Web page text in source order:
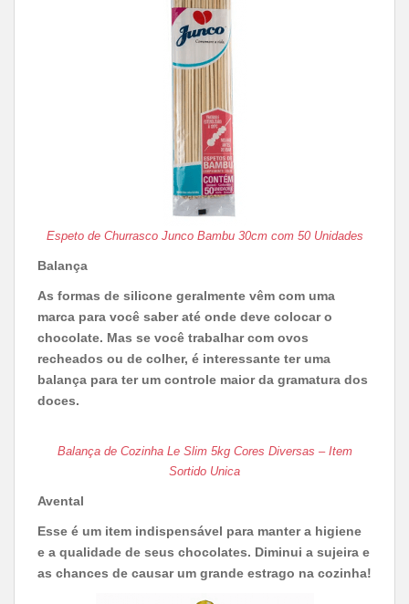
Espeto de Churrasco Junco Bambu 30cm com 50 Unidades
Balança
As formas de silicone geralmente vêm com uma
marca para você saber até onde deve colocar o
chocolate. Mas se você trabalhar com ovos
recheados ou de colher, é interessante ter uma
balança para ter um controle maior da gramatura dos
doces.
Balança de Cozinha Le Slim 5kg Cores Diversas – Item
Sortido Unica
Avental
Esse é um item indispensável para manter a higiene
e a qualidade de seus chocolates. Diminui a sujeira e
as chances de causar um grande estrago na cozinha!